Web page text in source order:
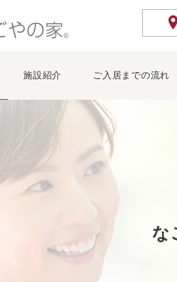
施設紹介 ご入居までの流れ
な